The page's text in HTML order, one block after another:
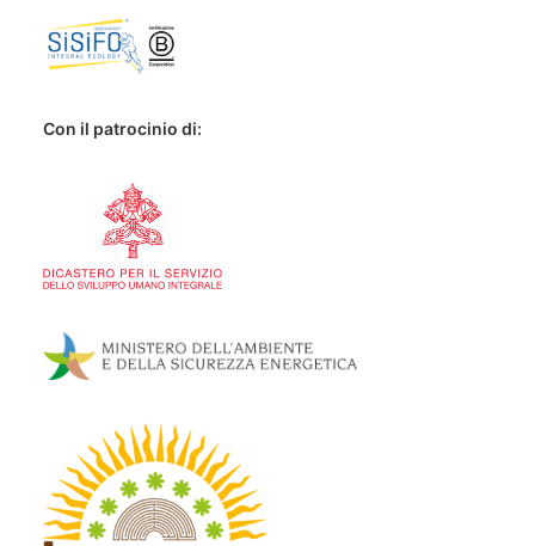
Con il patrocinio di: